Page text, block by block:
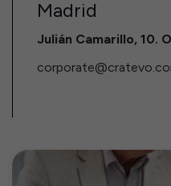
Madrid
Julián Camarillo, 10.